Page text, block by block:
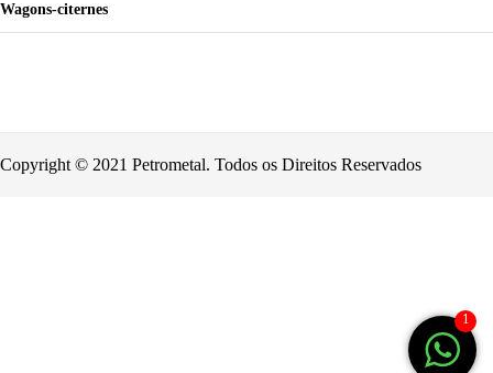
Wagons-citernes
Copyright © 2021 Petrometal. Todos os Direitos Reservados
1